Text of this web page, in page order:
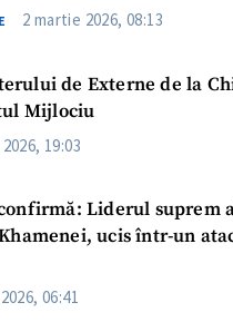
2 martie 2026, 08:13
de Externe de la
Mijlociu
19:03
Liderul suprem
ucis într-un
06:41